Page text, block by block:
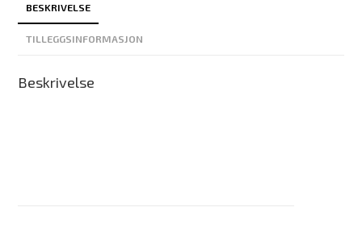
BESKRIVELSE
TILLEGGSINFORMASJON
Beskrivelse